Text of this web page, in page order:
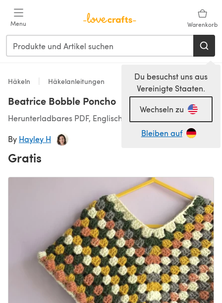
Menu Warenkorb
Du besuchst uns aus
Vereinigte Staaten.
Wechseln zu
Bleiben auf
Häkeln Häkelanleitungen
Beatrice Bobble Poncho
Herunterladbares PDF, Englisch
By Hayley H
Gratis